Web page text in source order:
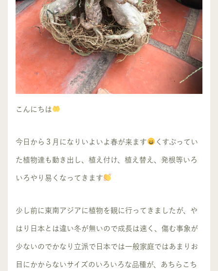
こんにちは
今日から３月になりいよいよ春が来ます くすぶってい
た植物達も動き出し、植え付け、植え替え、発根等いろ
いろやり易くなってきます
少し前に東南アジアに植物を観に行ってきましたが、や
はり日本とは違い冬が無いので成長は速く、傷む事象が
少ないのでかなり立派で日本では一般家庭ではあまりお
目にかからないサイズのいろいろな品種が、あちらこち